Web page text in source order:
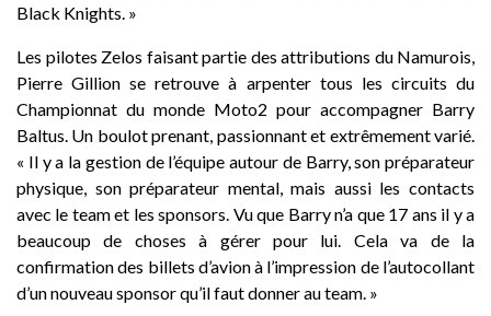
Black Knights. »
Les pilotes Zelos faisant partie des attributions du Namurois,
Pierre Gillion se retrouve à arpenter tous les circuits du
Championnat du monde Moto2 pour accompagner Barry
Baltus. Un boulot prenant, passionnant et extrêmement varié.
« Il y a la gestion de l’équipe autour de Barry, son préparateur
physique, son préparateur mental, mais aussi les contacts
avec le team et les sponsors. Vu que Barry n’a que 17 ans il y a
beaucoup de choses à gérer pour lui. Cela va de la
confirmation des billets d’avion à l’impression de l’autocollant
d’un nouveau sponsor qu’il faut donner au team. »